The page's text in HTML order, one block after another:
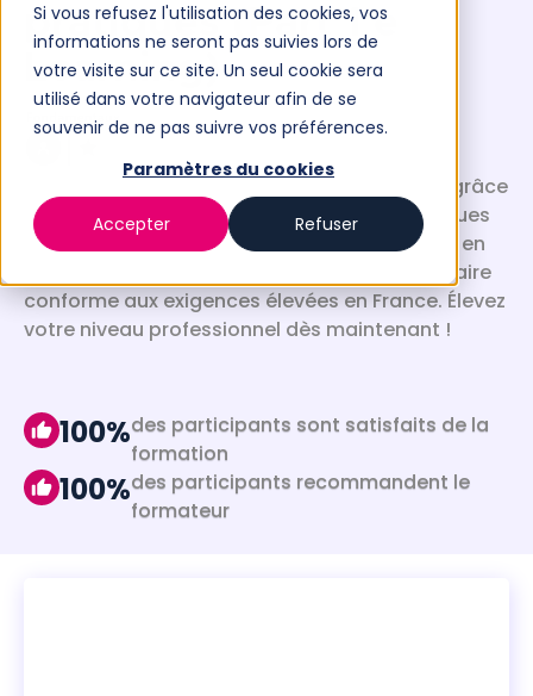
Si vous refusez l'utilisation des cookies, vos
informations ne seront pas suivies lors de
votre visite sur ce site. Un seul cookie sera
utilisé dans votre navigateur afin de se
souvenir de ne pas suivre vos préférences.
Paramètres du cookies
Accepter Refuser
pratiques (Part 1 e
Learning)
Perfectionnez votre pratique en endodontie grâce
à notre formation axée sur les bonnes pratiques
fondamentales, un passage clé pour monter en
compétence et assurer une pratique exemplaire
conforme aux exigences élevées en France. Élevez
votre niveau professionnel dès maintenant !
100%des participants sont satisfaits de la
formation
100%des participants recommandent le
formateur